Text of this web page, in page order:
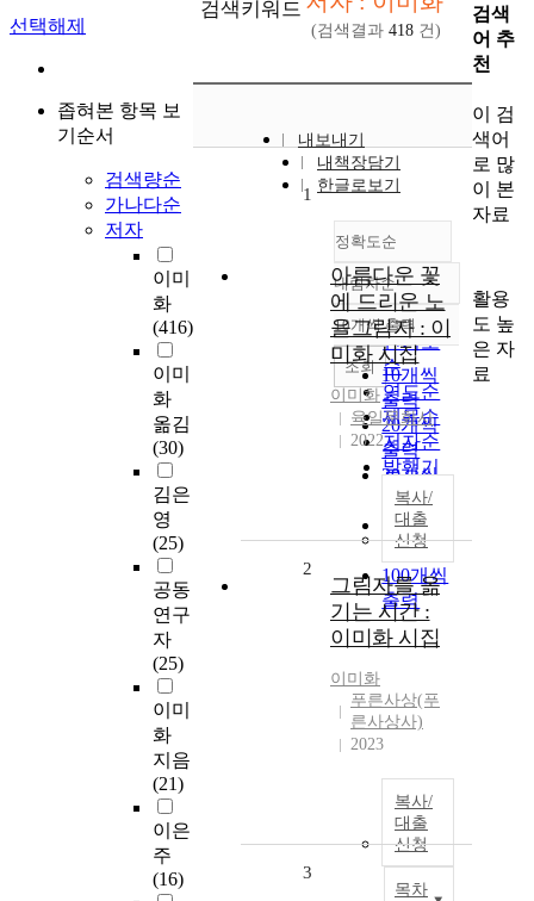
선택해제
좁혀본 항목 보
기순서
검색량순
가나다순
저자
이미
화
(416)
이미
화
옮김
(30)
김은
영
(25)
공동
연구
자
(25)
이미
화
지음
(21)
이은
주
(16)
검색키워드
(검색결과 418 건)
내보내기
내책장담기
한글로보기
정확도순
정확도
순
인기도
순
연도순
제목순
저자순
발행기
관순
내림차순
내림차순
10개씩 출력
10개씩
출력
20개씩
출력
30개씩
출력
50개씩
출력
100개씩
출력
조회
1
아름다운 꽃
에 드리운 노
을그림자 : 이
미화 시집
이미화
육일문화사
2022
복사/
대출
신청
2
그림자를 옮
기는 시간 :
이미화 시집
이미화
푸른사상(푸
른사상사)
2023
복사/
대출
신청
목차
3
검색
어 추
천
이 검
색어
로 많
이 본
자료
활용
도 높
은 자
료